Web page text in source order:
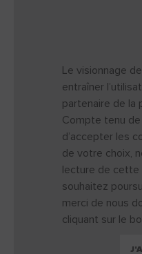
Le visionnage
entraîner
partenaire de la
Compte tenu
d’accepter les
de votre choix,
lecture de cette
souhaitez
merci de nous
cliquant sur le